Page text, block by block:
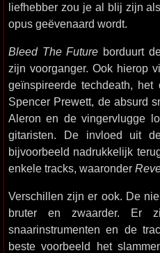
liefhebber zou je al blij zijn
opus geëvenaard wordt.
Bleed The Future borduurt
zijn voorganger. Ook hierop
geïnspireerde techdeath, het
Spencer Prewett, de absurd
Aleron en de vingervlugge
gitaristen. De invloed uit
bijvoorbeeld nadrukkelijk
enkele tracks, waaronder
Verschillen zijn er ook. De
bruter en zwaarder. Er
snaarinstrumenten en de
beste voorbeeld het